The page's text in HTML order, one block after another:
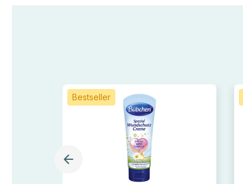
Bestseller